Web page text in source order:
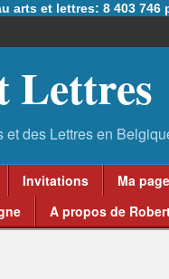
arts et lettres: 8 403 746
Lettres
Invitations Ma page
A propos de